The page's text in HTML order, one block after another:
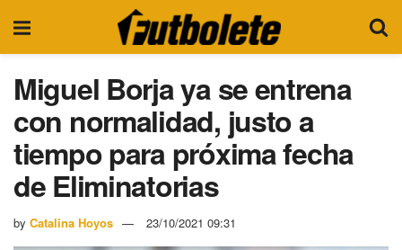
Miguel Borja ya se entrena
con normalidad, justo a
tiempo para próxima fecha
de Eliminatorias
by Catalina Hoyos 23/10/2021 09:31